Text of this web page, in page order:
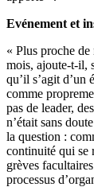
Evénement et
« Plus proche
mois, ajoute-t-il,
qu’il s’agit d’un
comme
pas de leader,
n’était sans
la question :
continuité qui se
grèves
processus